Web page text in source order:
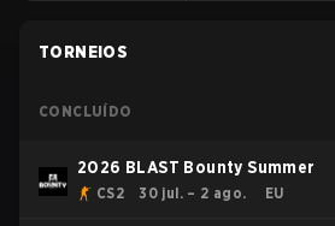
TORNEIOS
CONCLUÍDO
2026 BLAST Bounty Summer
CS2 30 jul. – 2 ago. EU